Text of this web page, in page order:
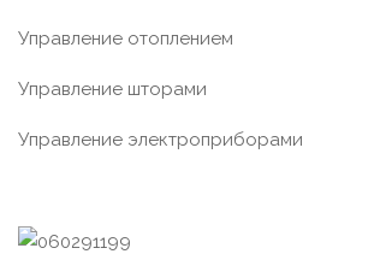
Управление отоплением
Управление шторами
Управление электроприборами